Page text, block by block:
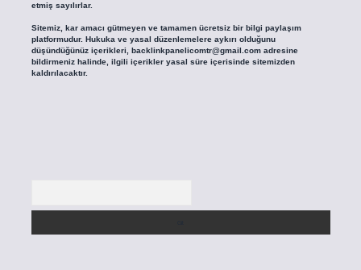
etmiş sayılırlar.
Sitemiz, kar amacı gütmeyen ve tamamen ücretsiz bir bilgi paylaşım
platformudur. Hukuka ve yasal düzenlemelere aykırı olduğunu
düşündüğünüz içerikleri, backlinkpanelicomtr@gmail.comadresine
bildirmeniz halinde, ilgili içerikler yasal süre içerisinde sitemizden
kaldırılacaktır.